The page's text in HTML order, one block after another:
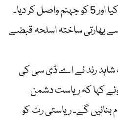
نے دہشت گردوں کا پیچھا کیا اور 5 کو جہنم واصل کر دیا۔
ساختہ اسلحہ قبضے
رند نے اے ڈی سی کی
کہا کہ ریاست دشمن
بنائیں گے۔ ریاستی رٹ کو